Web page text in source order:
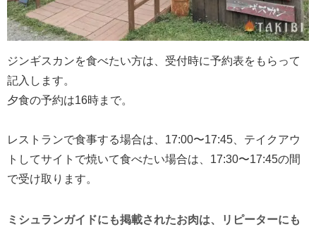
ジンギスカンを食べたい方は、受付時に予約表をもらって
記入します。
夕食の予約は16時まで。
レストランで食事する場合は、17:00〜17:45、テイクアウ
トしてサイトで焼いて食べたい場合は、17:30〜17:45の間
で受け取ります。
ミシュランガイドにも掲載されたお肉は、リピーターにも